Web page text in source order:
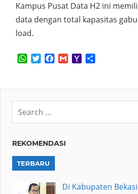
Kampus Pusat Data H2 ini
data dengan total kapasitas
load.
WhatsApp
TwitterFacebook
GmailYahoo
REKOMENDASI
TERBARU
Di Kabupaten